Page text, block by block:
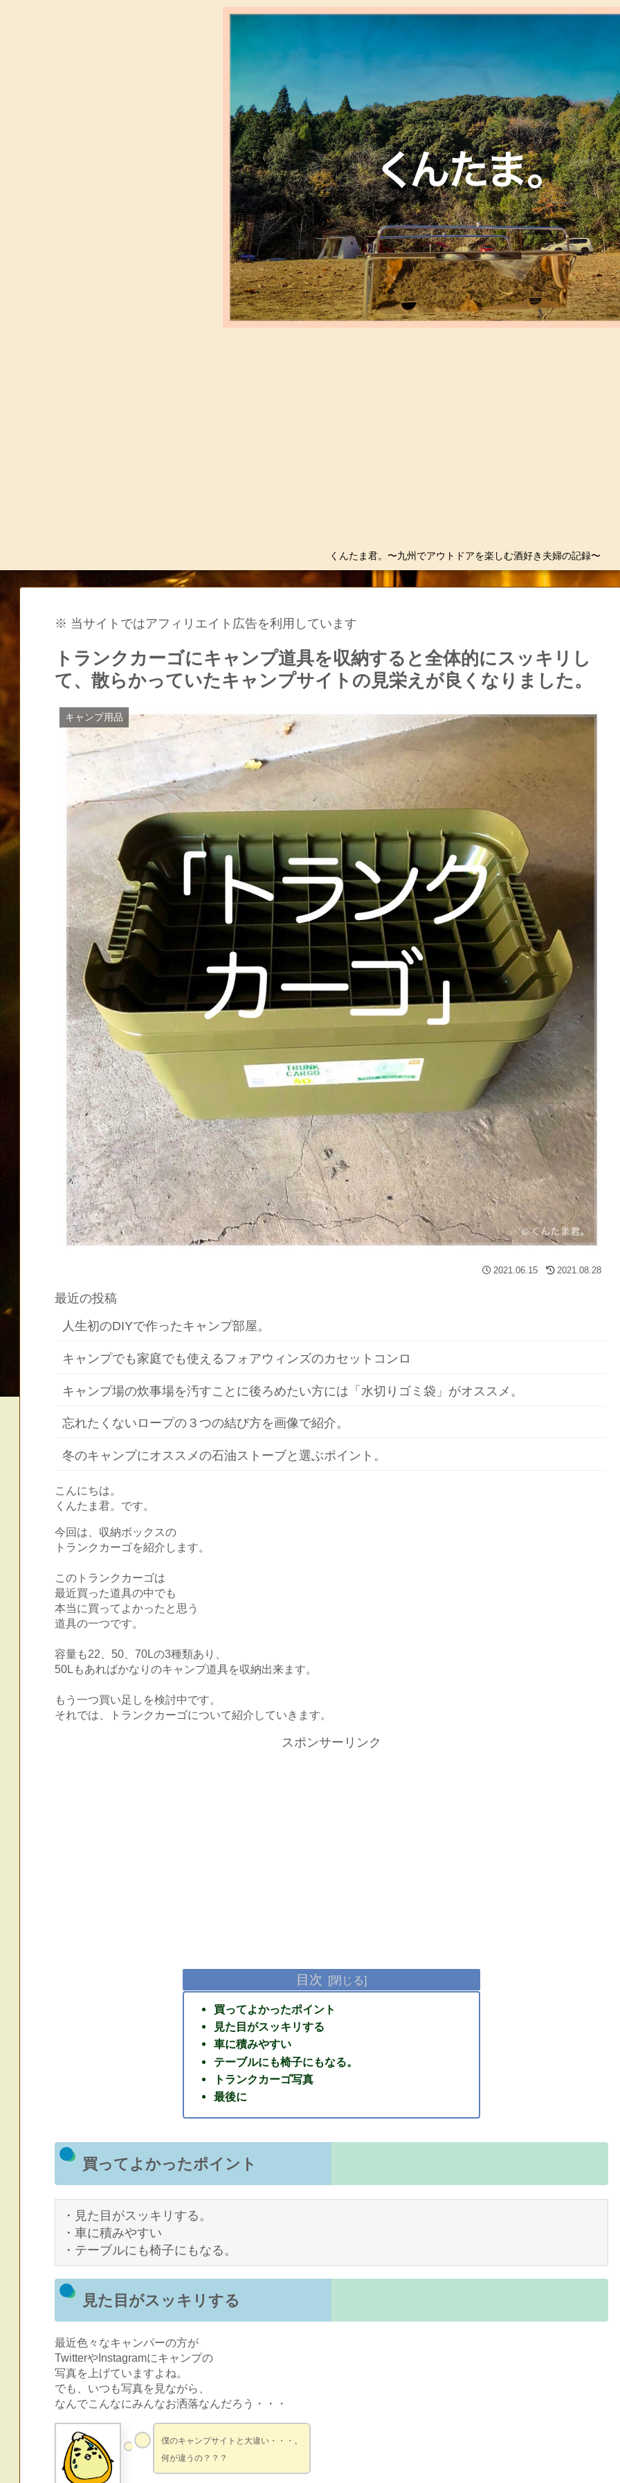
くんたま君。〜九州でアウトドアを楽しむ酒好き夫婦の記録〜
※ 当サイトではアフィリエイト広告を利用しています
トランクカーゴにキャンプ道具を収納すると全体的にスッキリし
て、散らかっていたキャンプサイトの見栄えが良くなりました。
キャンプ用品
2021.06.15 2021.08.28
最近の投稿
人生初のDIYで作ったキャンプ部屋。
キャンプでも家庭でも使えるフォアウィンズのカセットコンロ
キャンプ場の炊事場を汚すことに後ろめたい方には「水切りゴミ袋」がオススメ。
忘れたくないロープの３つの結び方を画像で紹介。
冬のキャンプにオススメの石油ストーブと選ぶポイント。
こんにちは。
くんたま君。です。
今回は、収納ボックスの
トランクカーゴを紹介します。
このトランクカーゴは
最近買った道具の中でも
本当に買ってよかったと思う
道具の一つです。
容量も22、50、70Lの3種類あり、
50Lもあればかなりのキャンプ道具を収納出来ます。
もう一つ買い足しを検討中です。
それでは、トランクカーゴについて紹介していきます。
スポンサーリンク
目次
買ってよかったポイント
見た目がスッキリする
車に積みやすい
テーブルにも椅子にもなる。
トランクカーゴ写真
最後に
買ってよかったポイント
・見た目がスッキリする。
・車に積みやすい
・テーブルにも椅子にもなる。
見た目がスッキリする
最近色々なキャンパーの方が
TwitterやInstagramにキャンプの
写真を上げていますよね。
でも、いつも写真を見ながら、
なんでこんなにみんなお洒落なんだろう・・・
僕のキャンプサイトと大違い・・・。
何が違うの？？？